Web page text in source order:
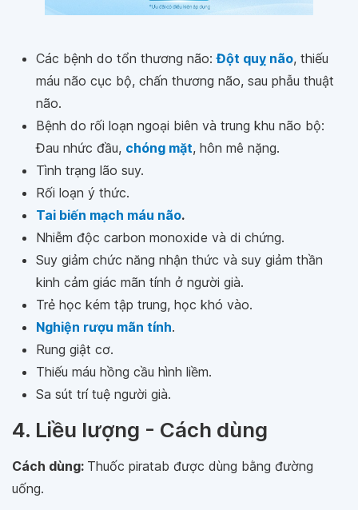
Các bệnh do tổn thương não:Đột quỵ não, thiếu
máu não cục bộ, chấn thương não, sau phẫu thuật
não.
Bệnh do rối loạn ngoại biên và trung khu não bộ:
Đau nhức đầu, chóng mặt, hôn mê nặng.
Tình trạng lão suy.
Rối loạn ý thức.
Tai biến mạch máu não.
Nhiễm độc carbon monoxide và di chứng.
Suy giảm chức năng nhận thức và suy giảm thần
kinh cảm giác mãn tính ở người già.
Trẻ học kém tập trung, học khó vào.
Nghiện rượu mãn tính.
Rung giật cơ.
Thiếu máu hồng cầu hình liềm.
Sa sút trí tuệ người già.
4. Liều lượng - Cách dùng
Cách dùng: Thuốc piratab được dùng bằng đường
uống.